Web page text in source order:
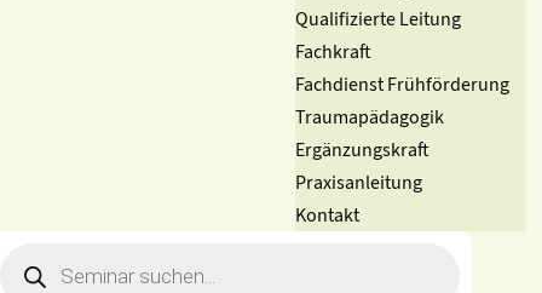
Qualifizierte Leitung
Fachkraft
Fachdienst Frühförderung
Traumapädagogik
Ergänzungskraft
Praxisanleitung
Kontakt